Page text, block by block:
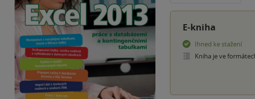
E-kniha
Ihned ke stažení
Kniha je ve